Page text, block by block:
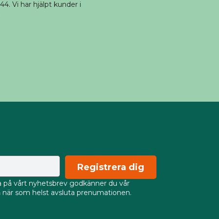
Vi har hjälpt kunder i
Registrera dig
vårt nyhetsbrev godkänner du vår
som helst avsluta prenumationen.